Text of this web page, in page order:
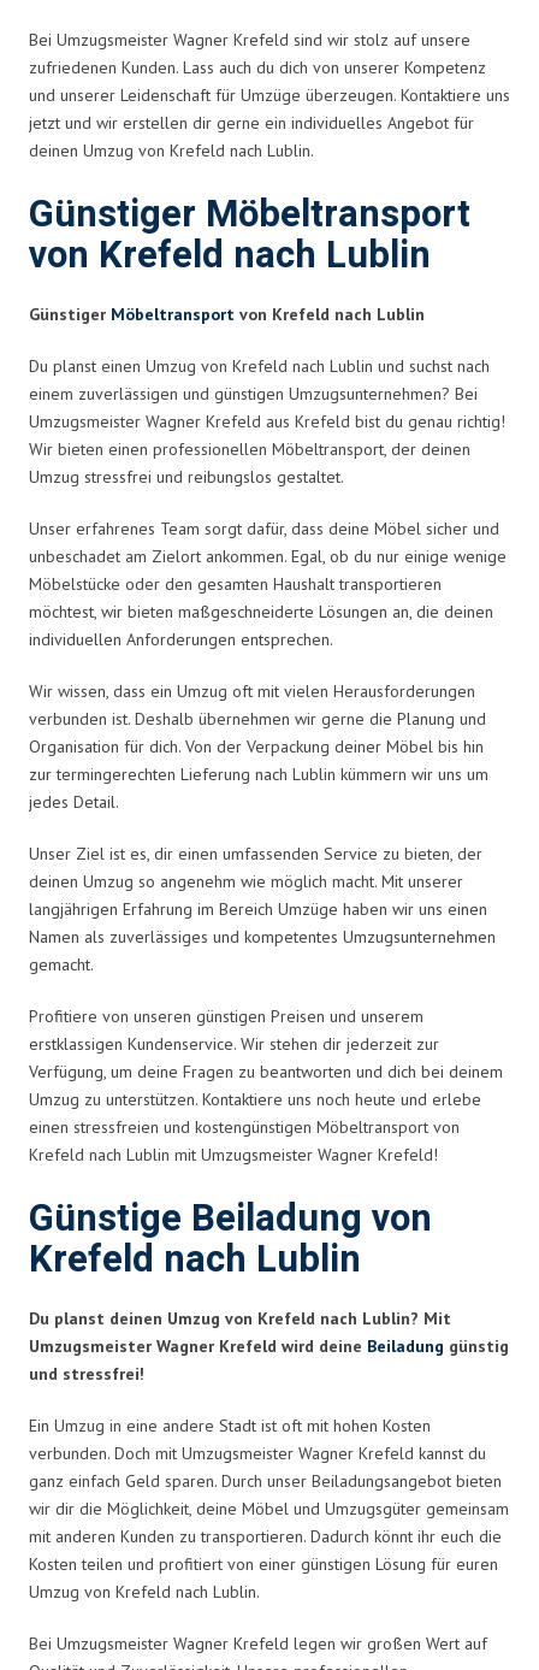
Bei Umzugsmeister Wagner Krefeld sind wir stolz auf unsere
zufriedenen Kunden. Lass auch du dich von unserer Kompetenz
und unserer Leidenschaft für Umzüge überzeugen. Kontaktiere uns
jetzt und wir erstellen dir gerne ein individuelles Angebot für
deinen Umzug von Krefeld nach Lublin.
Günstiger Möbeltransport
von Krefeld nach Lublin
Günstiger Möbeltransport von Krefeld nach Lublin
Du planst einen Umzug von Krefeld nach Lublin und suchst nach
einem zuverlässigen und günstigen Umzugsunternehmen? Bei
Umzugsmeister Wagner Krefeld aus Krefeld bist du genau richtig!
Wir bieten einen professionellen Möbeltransport, der deinen
Umzug stressfrei und reibungslos gestaltet.
Unser erfahrenes Team sorgt dafür, dass deine Möbel sicher und
unbeschadet am Zielort ankommen. Egal, ob du nur einige wenige
Möbelstücke oder den gesamten Haushalt transportieren
möchtest, wir bieten maßgeschneiderte Lösungen an, die deinen
individuellen Anforderungen entsprechen.
Wir wissen, dass ein Umzug oft mit vielen Herausforderungen
verbunden ist. Deshalb übernehmen wir gerne die Planung und
Organisation für dich. Von der Verpackung deiner Möbel bis hin
zur termingerechten Lieferung nach Lublin kümmern wir uns um
jedes Detail.
Unser Ziel ist es, dir einen umfassenden Service zu bieten, der
deinen Umzug so angenehm wie möglich macht. Mit unserer
langjährigen Erfahrung im Bereich Umzüge haben wir uns einen
Namen als zuverlässiges und kompetentes Umzugsunternehmen
gemacht.
Profitiere von unseren günstigen Preisen und unserem
erstklassigen Kundenservice. Wir stehen dir jederzeit zur
Verfügung, um deine Fragen zu beantworten und dich bei deinem
Umzug zu unterstützen. Kontaktiere uns noch heute und erlebe
einen stressfreien und kostengünstigen Möbeltransport von
Krefeld nach Lublin mit Umzugsmeister Wagner Krefeld!
Günstige Beiladung von
Krefeld nach Lublin
Du planst deinen Umzug von Krefeld nach Lublin? Mit
Umzugsmeister Wagner Krefeld wird deine Beiladung günstig
und stressfrei!
Ein Umzug in eine andere Stadt ist oft mit hohen Kosten
verbunden. Doch mit Umzugsmeister Wagner Krefeld kannst du
ganz einfach Geld sparen. Durch unser Beiladungsangebot bieten
wir dir die Möglichkeit, deine Möbel und Umzugsgüter gemeinsam
mit anderen Kunden zu transportieren. Dadurch könnt ihr euch die
Kosten teilen und profitiert von einer günstigen Lösung für euren
Umzug von Krefeld nach Lublin.
Bei Umzugsmeister Wagner Krefeld legen wir großen Wert auf